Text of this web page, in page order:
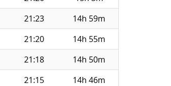
21:23
14h 59m
21:20
14h 55m
21:18
14h 50m
21:15
14h 46m